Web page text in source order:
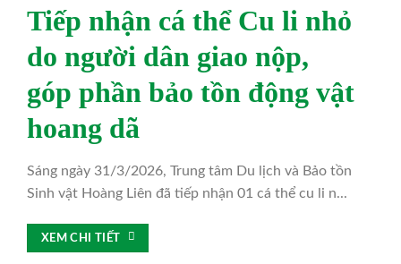
Tiếp nhận cá thể Cu li nhỏ
do người dân giao nộp,
góp phần bảo tồn động vật
hoang dã
Sáng ngày 31/3/2026, Trung tâm Du lịch và Bảo tồn
Sinh vật Hoàng Liên đã tiếp nhận 01 cá thể cu li n...
XEM CHI TIẾT